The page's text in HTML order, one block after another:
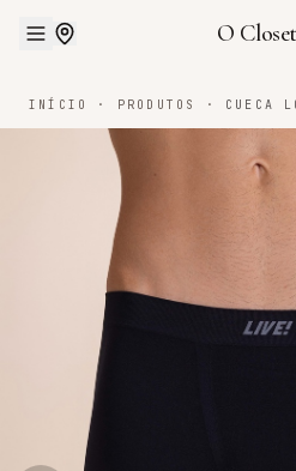
O Closet
INÍCIO · PRODUTOS · CUECA